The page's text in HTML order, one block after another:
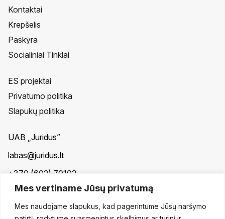
Mes vertiname Jūsų privatumą
Mes naudojame slapukus, kad pagerintume Jūsų naršymo
Kontaktai
Krepšelis
Paskyra
Socialiniai Tinklai
ES projektai
Privatumo politika
Slapukų politika
UAB „Juridus”
labas@juridus.lt
+370 (602) 70102
Taikos pr. 30, Klaipėda